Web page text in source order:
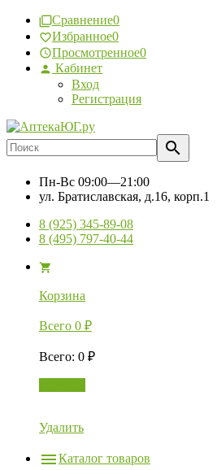
Сравнение0
Избранное0
Просмотренное0
Кабинет
Вход
Регистрация
Пн-Вс 09:00—21:00
ул. Братиславская, д.16, корп.1
8 (925) 345-89-08
8 (495) 797-40-44
Корзина
Всего 0 ₽
Всего: 0 ₽
Удалить
Каталог товаров